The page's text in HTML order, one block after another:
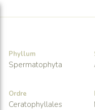
Phyllum
Spermatophyta
Ordre
Ceratophyllales